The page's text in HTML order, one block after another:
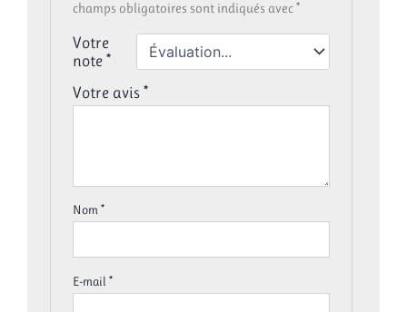
champs obligatoires sont indiqués avec*
Votre
note*
Votre avis*
Nom*
E-mail*